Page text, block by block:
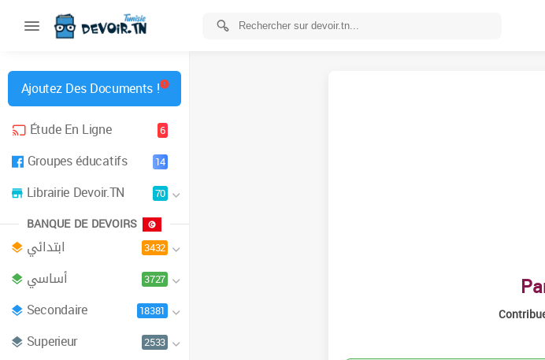
Ajoutez Des Documents !
Étude En Ligne
6
Groupes éducatifs 14
Librairie Devoir.TN 70
BANQUE DE DEVOIRS
ابتدائي 3432
أساسي 3727
Secondaire 18381
Superieur 2533